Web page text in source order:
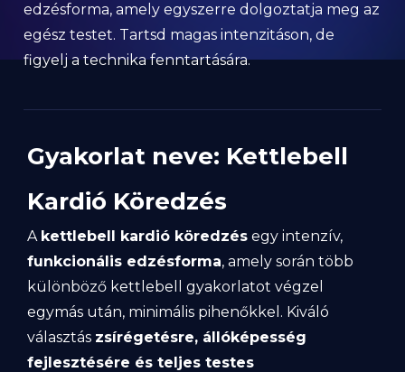
edzésforma, amely egyszerre dolgoztatja meg az
egész testet. Tartsd magas intenzitáson, de
figyelj a technika fenntartására.
Gyakorlat neve: Kettlebell
Kardió Köredzés
A kettlebell kardió köredzés egy intenzív,
funkcionális edzésforma, amely során több
különböző kettlebell gyakorlatot végzel
egymás után, minimális pihenőkkel. Kiváló
választás zsírégetésre, állóképesség
fejlesztésére és teljes testes